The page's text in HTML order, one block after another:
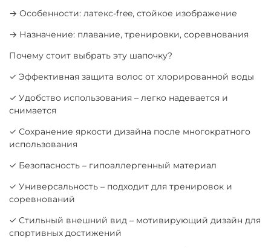
→ Особенности: латекс-free, стойкое изображение
→ Назначение: плавание, тренировки, соревнования
Почему стоит выбрать эту шапочку?
✓ Эффективная защита волос от хлорированной воды
✓ Удобство использования – легко надевается и
снимается
✓ Сохранение яркости дизайна после многократного
использования
✓ Безопасность – гипоаллергенный материал
✓ Универсальность – подходит для тренировок и
соревнований
✓ Стильный внешний вид – мотивирующий дизайн для
спортивных достижений